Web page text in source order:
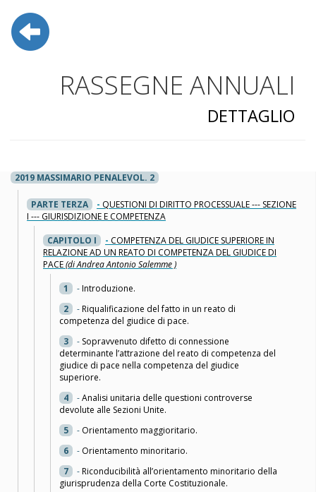
RASSEGNE ANNUALI
DETTAGLIO
2019 MASSIMARIO PENALEVOL. 2
PARTE TERZA - QUESTIONI DI DIRITTO PROCESSUALE --- SEZIONE
I --- GIURISDIZIONE E COMPETENZA
CAPITOLO I
- COMPETENZA DEL GIUDICE SUPERIORE IN
RELAZIONE AD UN REATO DI COMPETENZA DEL GIUDICE DI
PACE(di Andrea Antonio Salemme )
1
-Introduzione.
2
-Riqualificazione del fatto in un reato di
competenza del giudice di pace.
3
- Sopravvenuto difetto di connessione
determinante l’attrazione del reato di competenza del
giudice di pace nella competenza del giudice
superiore.
4
-Analisi unitaria delle questioni controverse
devolute alle Sezioni Unite.
5
- Orientamento maggioritario.
6
- Orientamento minoritario.
7
-Riconducibilità all’orientamento minoritario della
giurisprudenza della Corte Costituzionale.